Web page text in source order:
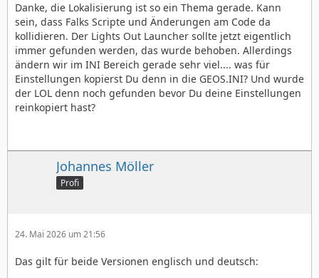
Danke, die Lokalisierung ist so ein Thema gerade. Kann
sein, dass Falks Scripte und Änderungen am Code da
kollidieren. Der Lights Out Launcher sollte jetzt eigentlich
immer gefunden werden, das wurde behoben. Allerdings
ändern wir im INI Bereich gerade sehr viel.... was für
Einstellungen kopierst Du denn in die GEOS.INI? Und wurde
der LOL denn noch gefunden bevor Du deine Einstellungen
reinkopiert hast?
Johannes Möller
Profi
24. Mai 2026 um 21:56
Das gilt für beide Versionen englisch und deutsch: